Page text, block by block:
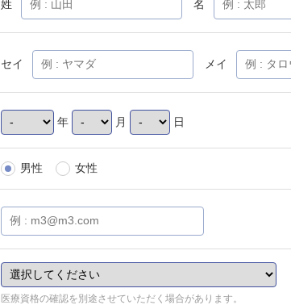
姓 名
セイ メイ
年 月 日
男性 女性
医療資格の確認を別途させていただく場合があります。